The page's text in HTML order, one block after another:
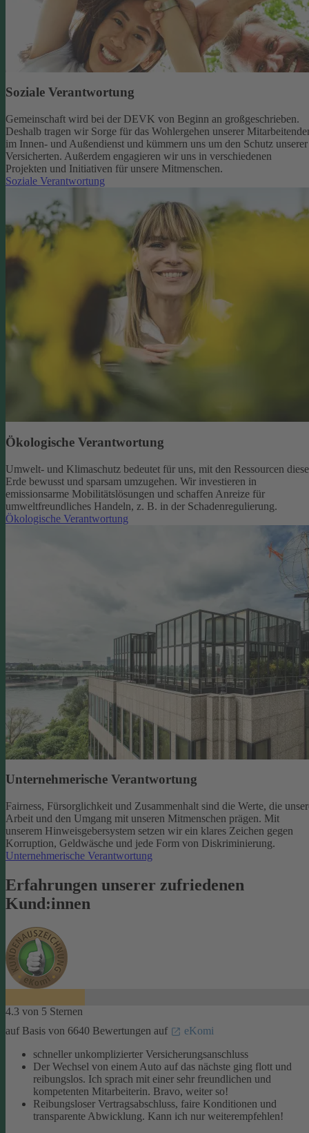
Soziale Verantwortung
Gemeinschaft wird bei der DEVK von Beginn an großgeschrieben.
Deshalb tragen wir Sorge für das Wohlergehen unserer
im Innen- und Außendienst und kümmern uns um den Schutz unserer
Versicherten. Außerdem engagieren wir uns in verschiedenen
Projekten und Initiativen für unsere Mitmenschen.
Soziale Verantwortung
Ökologische Verantwortung
Umwelt- und Klimaschutz bedeutet für uns, mit den Ressourcen
Erde bewusst und sparsam umzugehen. Wir investieren in
emissionsarme Mobilitätslösungen und schaffen Anreize für
umweltfreundliches Handeln, z. B. in der Schadenregulierung.
Ökologische Verantwortung
Unternehmerische Verantwortung
Fairness, Fürsorglichkeit und Zusammenhalt sind die Werte, die
Arbeit und den Umgang mit unseren Mitmenschen prägen. Mit
unserem Hinweisgebersystem setzen wir ein klares Zeichen gegen
Korruption, Geldwäsche und jede Form von Diskriminierung.
Unternehmerische Verantwortung
Erfahrungen unserer zufriedenen
Kund:innen
4.3 von 5 Sternen
auf Basis von 6640 Bewertungen auf
eKomi
schneller unkomplizierter Versicherungsanschluss
Der Wechsel von einem Auto auf das nächste ging flott und
reibungslos. Ich sprach mit einer sehr freundlichen und
kompetenten Mitarbeiterin. Bravo, weiter so!
Reibungsloser Vertragsabschluss, faire Konditionen und
transparente Abwicklung. Kann ich nur weiterempfehlen!